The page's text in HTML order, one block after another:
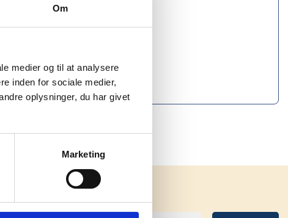
Om
medier og til at analysere
inden for sociale medier,
oplysninger, du har givet
Marketing